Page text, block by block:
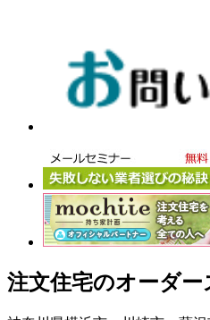
注文住宅のオーダ